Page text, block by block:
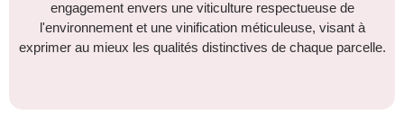
engagement envers une viticulture respectueuse de
l'environnement et une vinification méticuleuse, visant à
exprimer au mieux les qualités distinctives de chaque parcelle.